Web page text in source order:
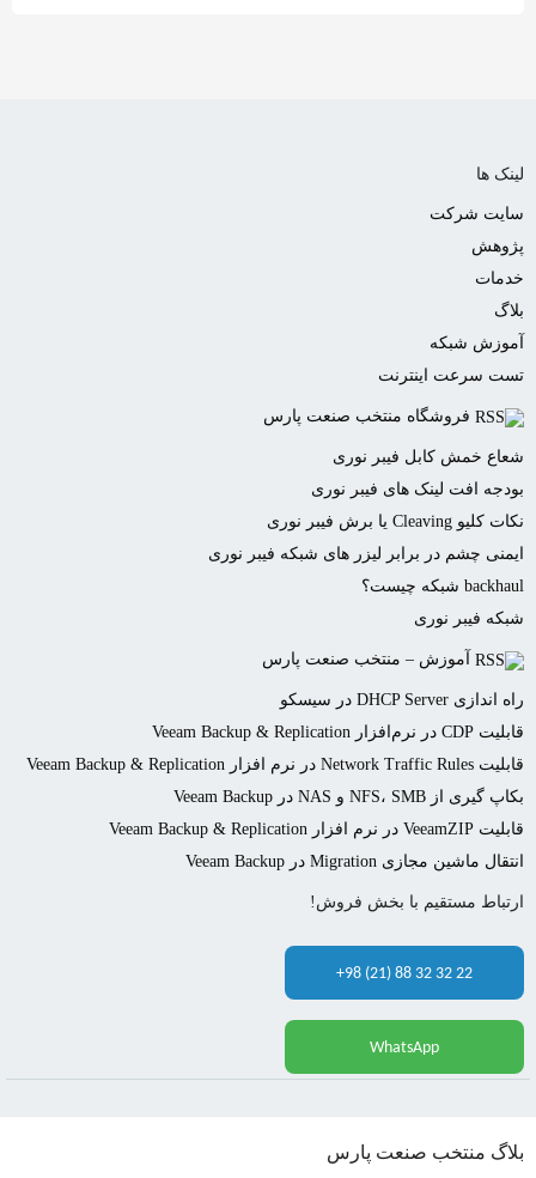
لینک ها
سایت شرکت
پژوهش
خدمات
بلاگ
آموزش شبکه
تست سرعت اینترنت
فروشگاه منتخب صنعت پارس
شعاع خمش کابل فیبر نوری
بودجه افت لینک های فیبر نوری
نکات کلیو Cleaving یا برش فیبر نوری
ایمنی چشم در برابر لیزر های شبکه فیبر نوری
backhaul شبکه چیست؟
شبکه فیبر نوری
آموزش – منتخب صنعت پارس
راه اندازی DHCP Server در سیسکو
قابلیت CDP در نرم‌افزار Veeam Backup & Replication
قابلیت Network Traffic Rules در نرم افزار Veeam Backup & Replication
بکاپ گیری از NFS، SMB و NAS در Veeam Backup
قابلیت VeeamZIP در نرم افزار Veeam Backup & Replication
انتقال ماشین مجازی Migration در Veeam Backup
ارتباط مستقیم با بخش فروش!
+98 (21) 88 32 32 22
WhatsApp
بلاگ منتخب صنعت پارس